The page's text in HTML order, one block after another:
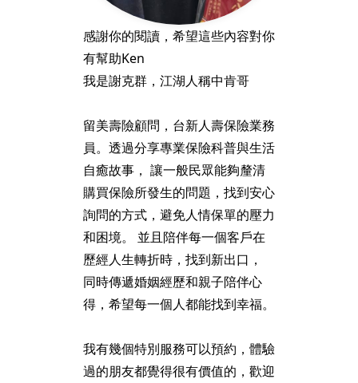
感謝你的閱讀，希望這些內容對你
有幫助Ken
我是謝克群，江湖人稱中肯哥
留美壽險顧問，台新人壽保險業務
員。透過分享專業保險科普與生活
自癒故事， 讓一般民眾能夠釐清
購買保險所發生的問題，找到安心
詢問的方式，避免人情保單的壓力
和困境。 並且陪伴每一個客戶在
歷經人生轉折時，找到新出口，
同時傳遞婚姻經歷和親子陪伴心
得，希望每一個人都能找到幸福。
我有幾個特別服務可以預約，體驗
過的朋友都覺得很有價值的，歡迎